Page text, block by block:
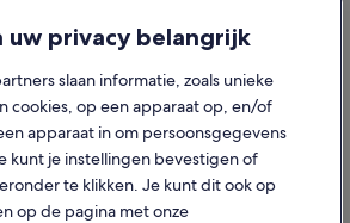
rapporteren
uw privacy belangrijk
slaan informatie, zoals unieke
cookies, op een apparaat op, en/of
apparaat in om persoonsgegevens
kunt je instellingen bevestigen of
te klikken. Je kunt dit ook op
op de pagina met onze